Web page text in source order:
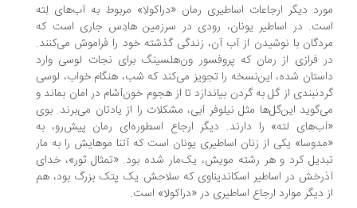
دیگر ارجاعات اساطیری رمان «دراکولا» مربوط به آب‌های لِته
در اساطیر یونان، رودی در سرزمین هادِس جاری است که
با نوشیدن از آب آن، زندگی گذشته خود را فراموش می‌کنند.
فرازی از رمان که پروفسور ون‌هلسینگ برای نجات لوسی وارد
شده، این‌نسخه را تجویز می‌کند که شب، هنگام خواب، لوسی
از گل به گردن بیاندازد تا از هجوم خون‌آشام در امان بماند و
این‌گل‌ها مثل نیلوفر آبی، مشکلات را از یادتان می‌برند. بوی
لته» را دارند. دیگر ارجاع اسطوره‌ای رمان پیش‌رو، به
یکی از زنان اساطیری یونان است که آتنا موهایش را به مار
کرد و هر رشته مویش، یک‌مار شده بود. «تمثال ثور»، خدای
در اساطیر اسکاندیناوی که سلاحش یک پتک بزرگ بود، هم
دیگر موارد ارجاع اساطیری در «دراکولا» است.